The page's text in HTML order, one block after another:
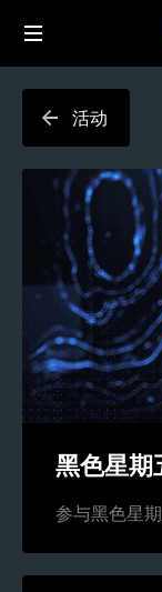
活动
黑色星期
参与黑色星